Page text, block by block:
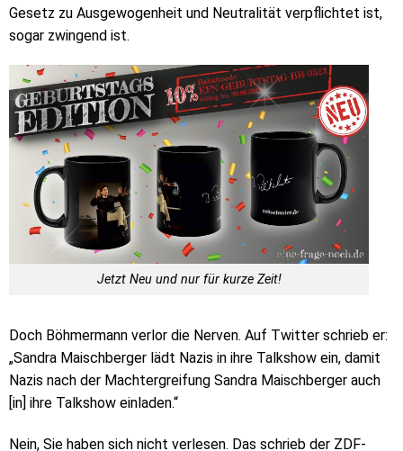
Gesetz zu Ausgewogenheit und Neutralität verpflichtet ist,
sogar zwingend ist.
Jetzt Neu und nur für kurze Zeit!
Doch Böhmermann verlor die Nerven. Auf Twitter schrieb er:
„Sandra Maischberger lädt Nazis in ihre Talkshow ein, damit
Nazis nach der Machtergreifung Sandra Maischberger auch
[in] ihre Talkshow einladen.“
Nein, Sie haben sich nicht verlesen. Das schrieb der ZDF-